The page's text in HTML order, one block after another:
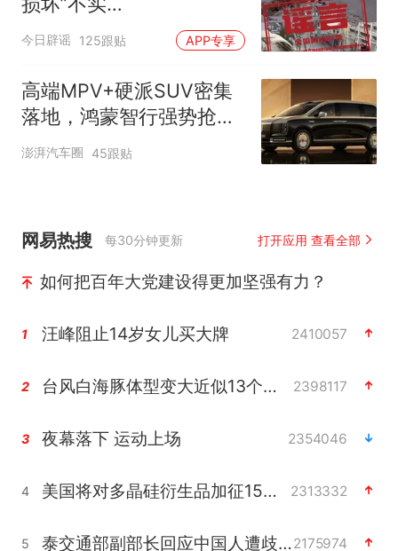
（2026·08·06）
今日辟谣 125跟贴 APP专享
高端MPV+硬派SUV密集
落地，鸿蒙智行强势抢占
自主高端市场制高点
澎湃汽车圈 45跟贴
网易热搜 每30分钟更新 打开应用 查看全部
如何把百年大党建设得更加坚强有力？
1 汪峰阻止14岁女儿买大牌 2410057
2 台风白海豚体型变大近似13个浙江面积 2398117
3 夜幕落下 运动上场 2354046
4 美国将对多晶硅衍生品加征15%关税 2313332
5 泰交通部副部长回应中国人遭歧视手势2175974